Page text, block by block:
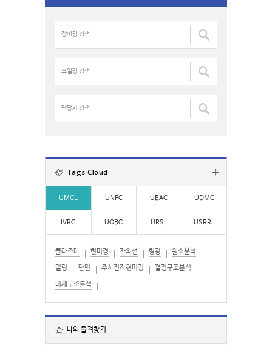
명
색
:
델
명
:자
:
Tags Cloud
UMCL UNFC UEAC UDMC
IVRC UOBC URSL USRRL
플라즈마 현미경 자외선 형광 원소분석
밀링 단면 주사전자현미경 결정구조분석
미세구조분석
나의 즐겨찾기